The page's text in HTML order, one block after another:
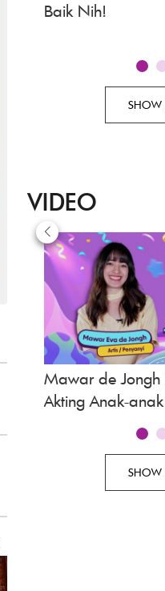
Baik Nih!
SHOW
VIDEO
Mawar de Jongh
Akting Anak-anak
SHOW